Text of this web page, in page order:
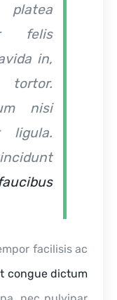
felis
in,
nisi
ligula.
facilisis ac
congue dictum